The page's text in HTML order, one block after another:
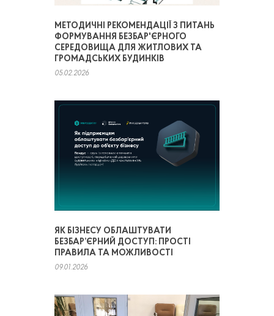
МЕТОДИЧНІ РЕКОМЕНДАЦІЇ З ПИТАНЬ
ФОРМУВАННЯ БЕЗБАР'ЄРНОГО
СЕРЕДОВИЩА ДЛЯ ЖИТЛОВИХ ТА
ГРОМАДСЬКИХ БУДИНКІВ
05.02.2026
ЯК БІЗНЕСУ ОБЛАШТУВАТИ
БЕЗБАР’ЄРНИЙ ДОСТУП: ПРОСТІ
ПРАВИЛА ТА МОЖЛИВОСТІ
09.01.2026